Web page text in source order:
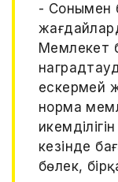
- Сонымен
Мемлекет
ескермей
норма
кезінде
бөлек,